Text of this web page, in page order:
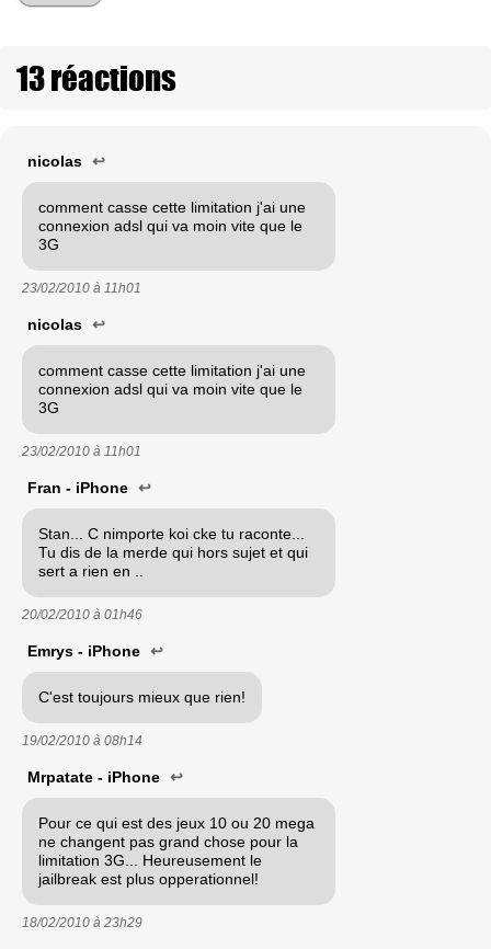
13 réactions
nicolas ↩
comment casse cette limitation j'ai une
connexion adsl qui va moin vite que le
3G
23/02/2010 à 11h01
nicolas ↩
comment casse cette limitation j'ai une
connexion adsl qui va moin vite que le
3G
23/02/2010 à 11h01
Fran - iPhone ↩
Stan... C nimporte koi cke tu raconte...
Tu dis de la merde qui hors sujet et qui
sert a rien en ..
20/02/2010 à 01h46
Emrys - iPhone ↩
C'est toujours mieux que rien!
19/02/2010 à 08h14
Mrpatate - iPhone ↩
Pour ce qui est des jeux 10 ou 20 mega
ne changent pas grand chose pour la
limitation 3G... Heureusement le
jailbreak est plus opperationnel!
18/02/2010 à 23h29